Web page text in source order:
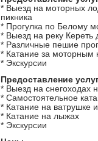
* Выезд на моторных
пикника
* Прогулка по Белому
* Выезд на реку
* Различные пешие
* Катание за моторным
* Экскурсии
Предоставление
* Выезд на снегоходах
* Самостоятельное
* Катание на ватрушке
* Катание на лыжах
* Экскурсии